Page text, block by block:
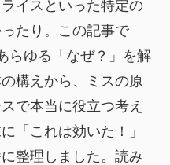
イスといった特定の
たり。この記事で
らゆる「なぜ？」を解
構えから、ミスの原
で本当に役立つ考え
「これは効いた！」
整理しました。読み